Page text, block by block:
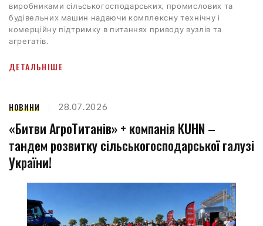
виробниками сільськогосподарських, промислових та
будівельних машин надаючи комплексну технічну і
комерційну підтримку в питаннях приводу вузлів та
агрегатів.
ДЕТАЛЬНІШЕ
НОВИНИ 28.07.2026
«Битви АгроТитанів» + компанія KUHN –
тандем розвитку сільськогосподарської галузі
України!